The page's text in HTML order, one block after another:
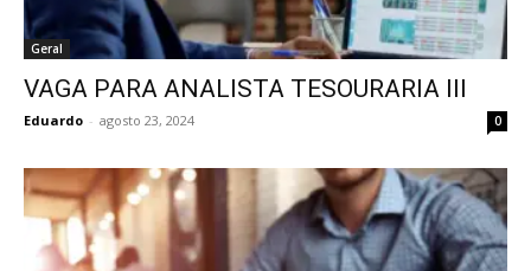
Geral
VAGA PARA ANALISTA TESOURARIA III
Eduardo - agosto 23, 2024 0